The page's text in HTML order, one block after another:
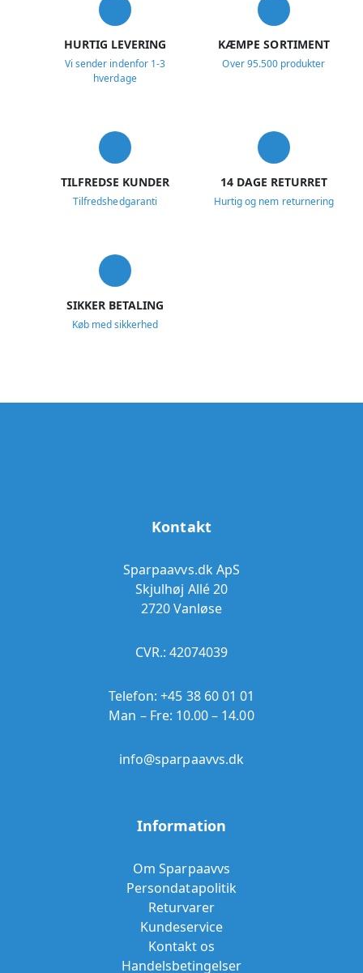
HURTIG LEVERING
Vi sender indenfor 1-3
hverdage
KÆMPE SORTIMENT
Over 95.500 produkter
TILFREDSE KUNDER
Tilfredshedgaranti
14 DAGE RETURRET
Hurtig og nem returnering
SIKKER BETALING
Køb med sikkerhed
Kontakt
Sparpaavvs.dk ApS
Skjulhøj Allé 20
2720 Vanløse
CVR.: 42074039
Telefon:+45 38 60 01 01
Man – Fre: 10.00 – 14.00
info@sparpaavvs.dk
Information
Om Sparpaavvs
Persondatapolitik
Returvarer
Kundeservice
Kontakt os
Handelsbetingelser